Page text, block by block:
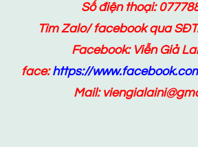
Số điện thoại:
Tìm Zalo/ facebook qua
Facebook: Viễn Giả
face:https://
Mail: